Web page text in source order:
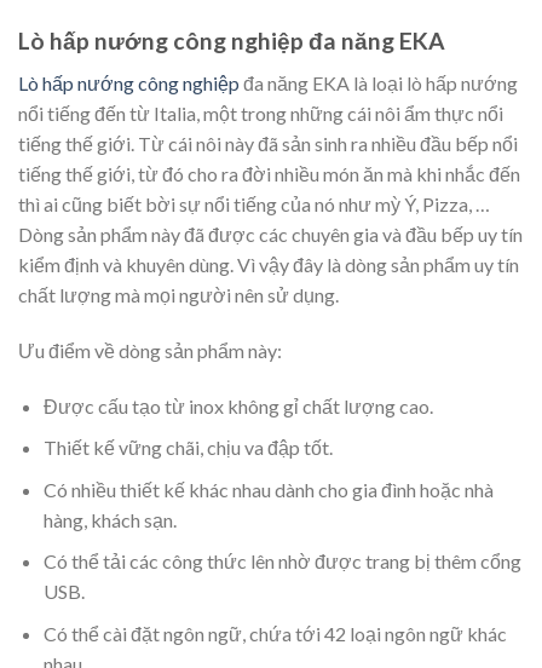
Lò hấp nướng công nghiệp đa năng EKA
Lò hấp nướng công nghiệp đa năng EKA là loại lò hấp nướng
nổi tiếng đến từ Italia, một trong những cái nôi ẩm thực nổi
tiếng thế giới. Từ cái nôi này đã sản sinh ra nhiều đầu bếp nổi
tiếng thế giới, từ đó cho ra đời nhiều món ăn mà khi nhắc đến
thì ai cũng biết bời sự nổi tiếng của nó như mỳ Ý, Pizza, …
Dòng sản phẩm này đã được các chuyên gia và đầu bếp uy tín
kiểm định và khuyên dùng. Vì vậy đây là dòng sản phẩm uy tín
chất lượng mà mọi người nên sử dụng.
Ưu điểm về dòng sản phẩm này:
Được cấu tạo từ inox không gỉ chất lượng cao.
Thiết kế vững chãi, chịu va đập tốt.
Có nhiều thiết kế khác nhau dành cho gia đình hoặc nhà
hàng, khách sạn.
Có thể tải các công thức lên nhờ được trang bị thêm cổng
USB.
Có thể cài đặt ngôn ngữ, chứa tới 42 loại ngôn ngữ khác